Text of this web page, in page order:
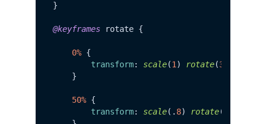
}
@keyframes rotate {
0% {
transform: scale(1 ) rotate(360deg
    }
50% {
transform: scale(. 8) rotate(-